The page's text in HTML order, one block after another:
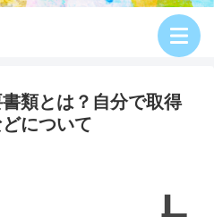
類とは？自分で取得
について